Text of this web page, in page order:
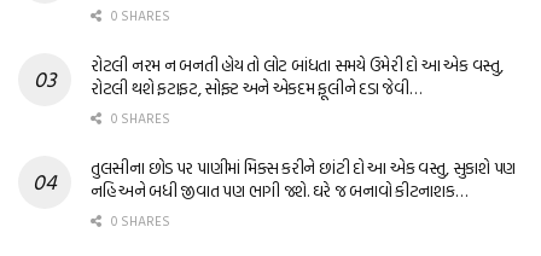
0 SHARES
રોટલી નરમ ન બનતી હોય તો લોટ બાંધતા સમયે ઉમેરી દો આ એક વસ્તુ,
રોટલી થશે ફટાફટ, સોફ્ટ અને એકદમ ફૂલીને દડા જેવી…
0 SHARES
તુલસીના છોડ પર પાણીમાં મિક્સ કરીને છાંટી દો આ એક વસ્તુ, સુકાશે પણ
નહિ અને બધી જીવાત પણ ભાગી જશે. ઘરે જ બનાવો કીટનાશક…
0 SHARES